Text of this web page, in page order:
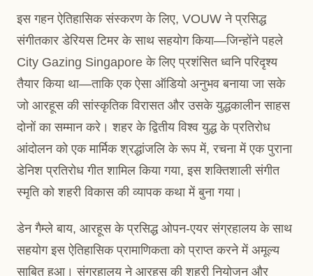
इस गहन ऐतिहासिक संस्करण के लिए, VOUW ने प्रसिद्ध
संगीतकार डेरियस टिमर के साथ सहयोग किया—जिन्होंने पहले
City Gazing Singapore के लिए प्रशंसित ध्वनि परिदृश्य
तैयार किया था—ताकि एक ऐसा ऑडियो अनुभव बनाया जा सके
जो आरहूस की सांस्कृतिक विरासत और उसके युद्धकालीन साहस
दोनों का सम्मान करे। शहर के द्वितीय विश्व युद्ध के प्रतिरोध
आंदोलन को एक मार्मिक श्रद्धांजलि के रूप में, रचना में एक पुराना
डेनिश प्रतिरोध गीत शामिल किया गया, इस शक्तिशाली संगीत
स्मृति को शहरी विकास की व्यापक कथा में बुना गया।
डेन गैम्ले बाय, आरहूस के प्रसिद्ध ओपन-एयर संग्रहालय के साथ
सहयोग इस ऐतिहासिक प्रामाणिकता को प्राप्त करने में अमूल्य
साबित हुआ। संग्रहालय ने आरहूस की शहरी नियोजन और